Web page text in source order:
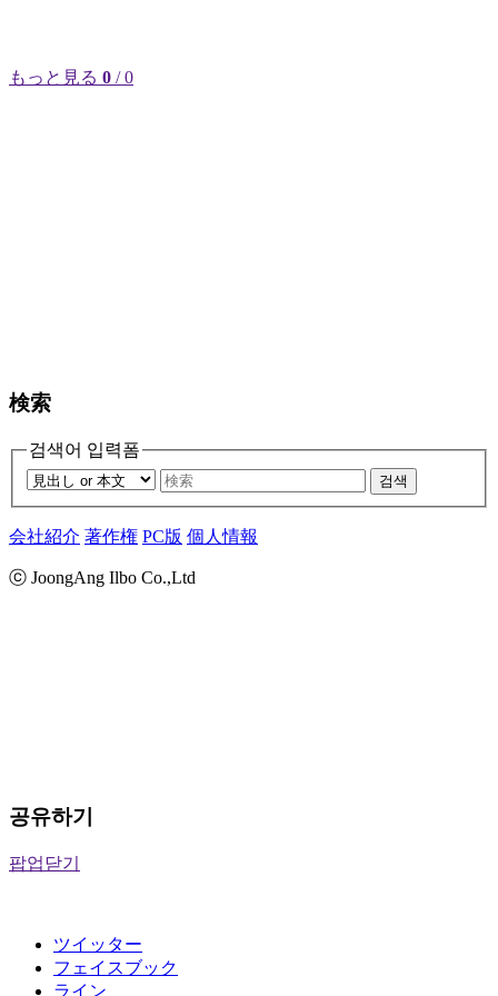
もっと見る 0 / 0
検索
검색어 입력폼
검색
会社紹介 著作権 PC版 個人情報
ⓒ JoongAng Ilbo Co.,Ltd
공유하기
팝업닫기
ツイッター
フェイスブック
ライン